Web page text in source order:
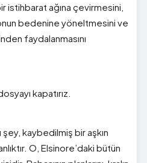
istihbarat ağına çevirmesini,
bedenine yöneltmesini ve
faydalanmasını
kapatırız.
şey, kaybedilmiş bir aşkın
O, Elsinore’daki bütün